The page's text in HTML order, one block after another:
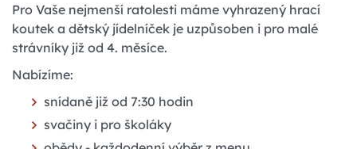
Pro Vaše nejmenší ratolesti máme vyhrazený hrací
koutek a dětský jídelníček je uzpůsoben i pro malé
strávníky již od 4. měsíce.
Nabízíme:
snídaně již od 7:30 hodin
svačiny i pro školáky